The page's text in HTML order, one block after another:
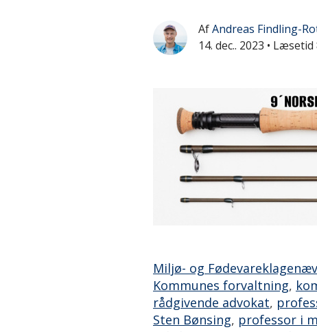
AfAndreas Findling-
14. dec.. 2023 • Læsetid
Miljø- og
Kommunes forvaltning,
rådgivende advokat,
Sten Bønsing, professor i